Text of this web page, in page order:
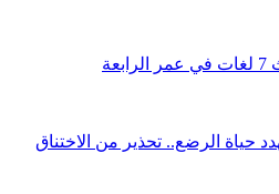
حياة الرضع.. تحذير من الاختناق